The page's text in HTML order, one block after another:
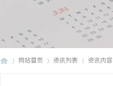
网站首页 资讯列表 资讯内容